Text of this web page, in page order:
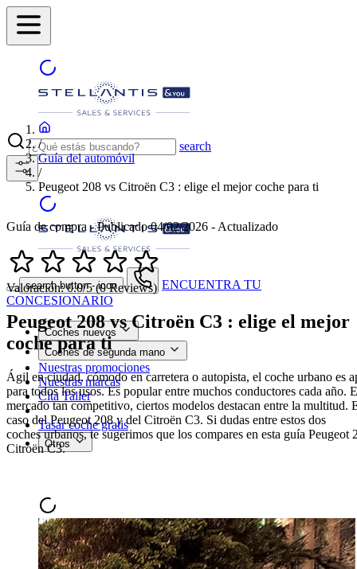
search
search button - icon
ENCUENTRA TU
CONCESIONARIO
Coches nuevos
Coches de segunda mano
Nuestras promociones
Nuestras marcas
Cita Taller
Tasar coche gratis
Otros
/
Guía del automóvil
/
Peugeot 208 vs Citroën C3 : elige el mejor coche para ti
Guía de compra - Publicado 04/02/2026 - Actualizado
Valoración: 0.0/5 (0 Reviews)
Peugeot 208 vs Citroën C3 : elige el mejor
coche para ti
Ágil en ciudad, cómodo en carretera o autopista, el coche urbano es
para todos los usos. Es popular entre muchos conductores cada año.
mercado tan competitivo, ciertos modelos destacan entre la multitud.
caso del Peugeot 208 y del Citroën C3. Si dudas entre estos dos
cochesurbanos, te sugerimos que los compares en esta guía Peugeot
Citroën C3.